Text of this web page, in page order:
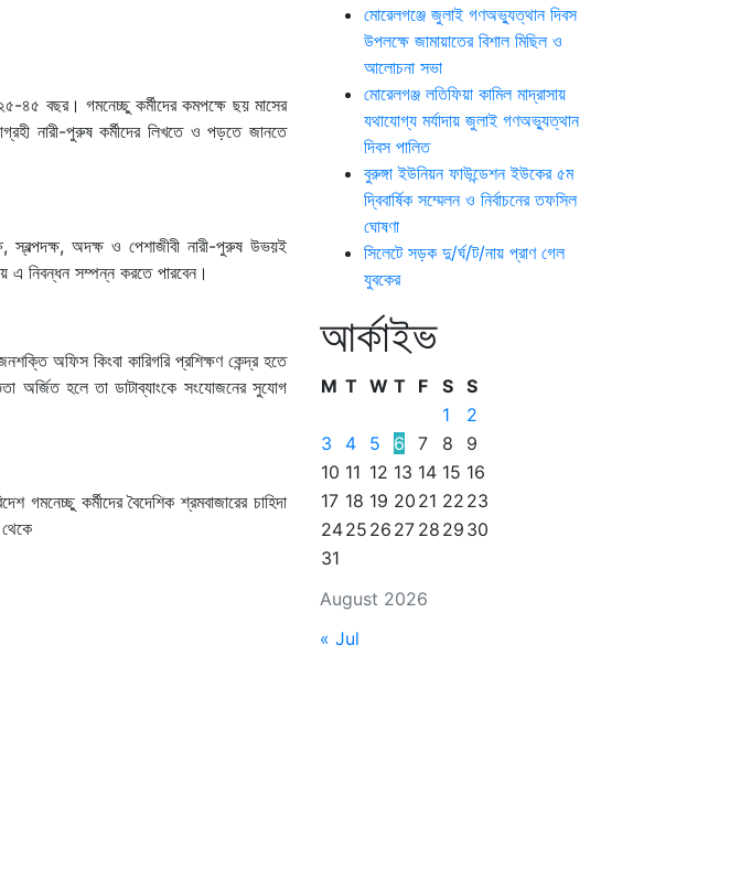
৪৫ বছর। গমনেচ্ছু কর্মীদের কমপক্ষে ছয় মাসের
নারী-পুরুষ কর্মীদের লিখতে ও পড়তে জানতে
স্বল্পদক্ষ, অদক্ষ ও পেশাজীবী নারী-পুরুষ উভয়ই
এ নিবন্ধন সম্পন্ন করতে পারবেন।
অফিস কিংবা কারিগরি প্রশিক্ষণ কেন্দ্র হতে
অর্জিত হলে তা ডাটাব্যাংকে সংযোজনের সুযোগ
গমনেচ্ছু কর্মীদের বৈদেশিক শ্রমবাজারের চাহিদা
মোরেলগঞ্জে জুলাই গণঅভ্যুত্থান দিবস
উপলক্ষে জামায়াতের বিশাল মিছিল ও
আলোচনা সভা
মোরেলগঞ্জ লতিফিয়া কামিল মাদ্রাসায়
যথাযোগ্য মর্যাদায় জুলাই গণঅভ্যুত্থান
দিবস পালিত
বুরুঙ্গা ইউনিয়ন ফাউন্ডেশন ইউকের ৫ম
দ্বিবার্ষিক সম্মেলন ও নির্বাচনের তফসিল
ঘোষণা
সিলেটে সড়ক দু/র্ঘ/ট/নায় প্রাণ গেল
যুবকের
আর্কাইভ
August 2026
M T W T F S S
1
2
3
4 5 6 7 8
9
10 11 12 13 14 15 16
17 18 19 20 21 22 23
2425 26 27 28 29 30
31
« Jul